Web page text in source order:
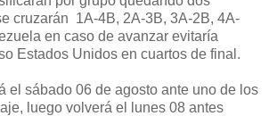
cruzarán 1A-4B, 2A-3B, 3A-2B, 4A-
en caso de avanzar evitaría
Estados Unidos en cuartos de final.
el sábado 06 de agosto ante uno de los
luego volverá el lunes 08 antes